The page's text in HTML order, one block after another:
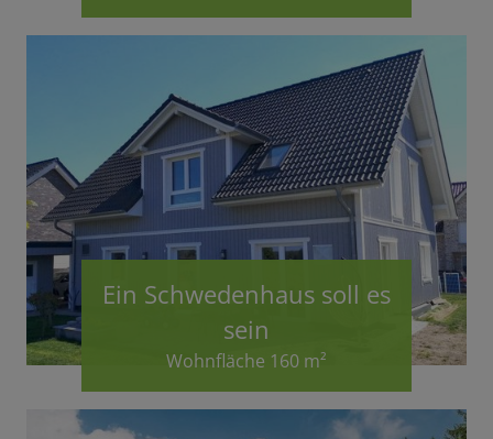
Ein Schwedenhaus soll es
sein
Wohnfläche 160 m²